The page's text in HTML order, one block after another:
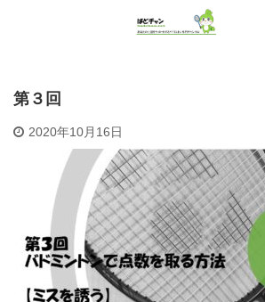
第３回
2020年10月16日